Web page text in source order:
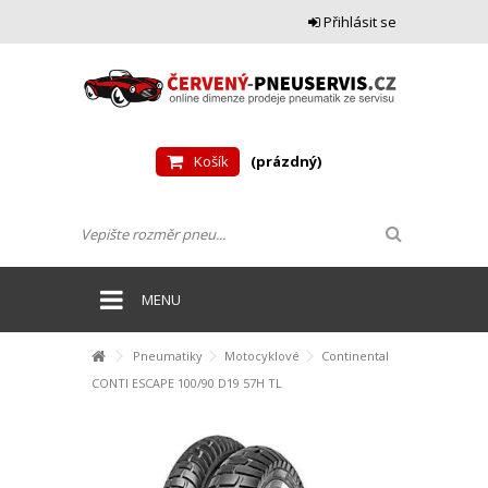
Přihlásit se
Košík (prázdný)
MENU
Pneumatiky Motocyklové
Continental
CONTI ESCAPE 100/90 D19 57H TL